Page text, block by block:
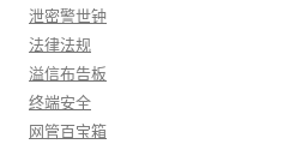
泄密警世钟
法律法规
溢信布告板
终端安全
网管百宝箱